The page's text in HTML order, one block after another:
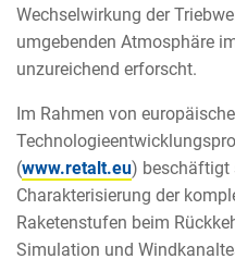
Wechselwirkung der
umgebenden Atmosphäre
unzureichend erforscht.
Im Rahmen von
(www.retalt.eu) beschäftigt
Charakterisierung der
Raketenstufen beim
Simulation und